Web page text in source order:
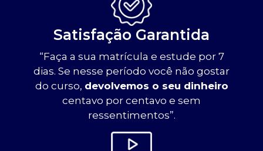
Satisfação Garantida
“Faça a sua matrícula e estude por 7
dias. Se nesse período você não gostar
do curso, devolvemos o seu dinheiro
centavo por centavo e sem
ressentimentos”.